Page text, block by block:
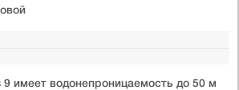
9 имеет водонепроницаемость до 50 м